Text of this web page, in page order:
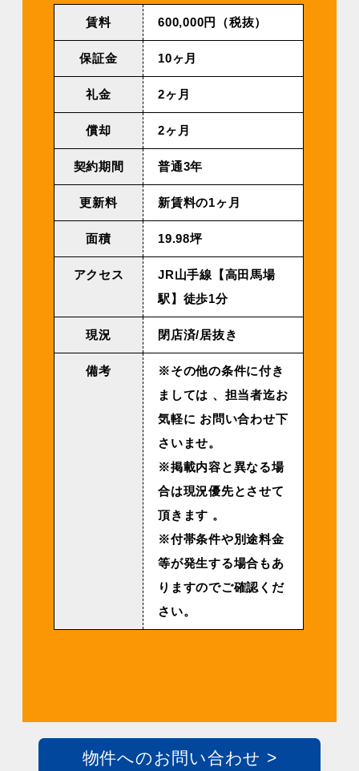
賃料 600,000円（税抜）
保証金 10ヶ月
礼金 2ヶ月
償却 2ヶ月
契約期間 普通3年
更新料 新賃料の1ヶ月
面積 19.98坪
アクセス
JR山手線【高田馬場
駅】徒歩1分
現況 閉店済/居抜き
備考
※その他の条件に付き
ましては 、担当者迄お
気軽に お問い合わせ下
さいませ。
※掲載内容と異なる場
合は現況優先とさせて
頂きます 。
※付帯条件や別途料金
等が発生する場合もあ
りますのでご確認くだ
さい。
物件へのお問い合わせ >